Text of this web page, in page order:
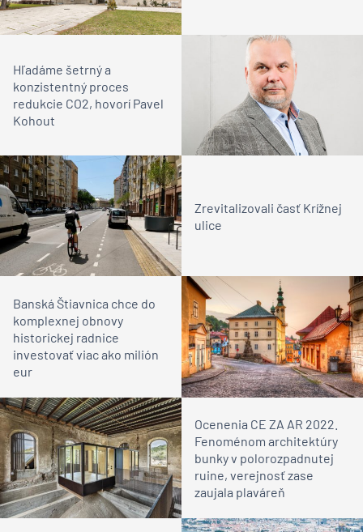
Hľadáme šetrný a
konzistentný proces
redukcie CO2, hovorí Pavel
Kohout
Zrevitalizovali časť Krížnej
ulice
Banská Štiavnica chce do
komplexnej obnovy
historickej radnice
investovať viac ako milión
eur
Ocenenia CE ZA AR 2022.
Fenoménom architektúry
bunky v polorozpadnutej
ruine, verejnosť zase
zaujala plaváreň